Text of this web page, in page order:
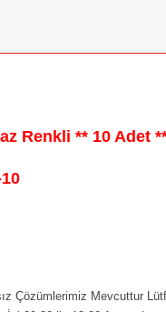
Renkli ** 10 Adet
Çözümlerimiz Mevcuttur